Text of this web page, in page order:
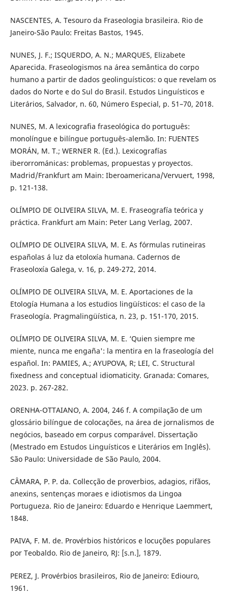
NASCENTES, A. Tesouro da Fraseologia brasileira. Rio de
Janeiro-São Paulo: Freitas Bastos, 1945.
NUNES, J. F.; ISQUERDO, A. N.; MARQUES, Elizabete
Aparecida. Fraseologismos na área semântica do corpo
humano a partir de dados geolinguísticos: o que revelam os
dados do Norte e do Sul do Brasil. Estudos Linguísticos e
Literários, Salvador, n. 60, Número Especial, p. 51–70, 2018.
NUNES, M. A lexicografia fraseológica do português:
monolíngue e bilíngue português-alemão. In: FUENTES
MORÁN, M. T.; WERNER R. (Ed.). Lexicografías
iberorrománicas: problemas, propuestas y proyectos.
Madrid/Frankfurt am Main: Iberoamericana/Vervuert, 1998,
p. 121-138.
OLÍMPIO DE OLIVEIRA SILVA, M. E. Fraseografía teórica y
práctica. Frankfurt am Main: Peter Lang Verlag, 2007.
OLÍMPIO DE OLIVEIRA SILVA, M. E. As fórmulas rutineiras
españolas á luz da etoloxía humana. Cadernos de
Fraseoloxía Galega, v. 16, p. 249-272, 2014.
OLÍMPIO DE OLIVEIRA SILVA, M. E. Aportaciones de la
Etología Humana a los estudios lingüísticos: el caso de la
Fraseología. Pragmalingüística, n. 23, p. 151-170, 2015.
OLÍMPIO DE OLIVEIRA SILVA, M. E. ‘Quien siempre me
miente, nunca me engaña': la mentira en la fraseología del
español. In: PAMIES, A.; AYUPOVA, R; LEI, C. Structural
fixedness and conceptual idiomaticity. Granada: Comares,
2023. p. 267-282.
ORENHA-OTTAIANO, A. 2004, 246 f. A compilação de um
glossário bilíngue de colocações, na área de jornalismos de
negócios, baseado em corpus comparável. Dissertação
(Mestrado em Estudos Linguísticos e Literários em Inglês).
São Paulo: Universidade de São Paulo, 2004.
CÂMARA, P. P. da. Collecção de proverbios, adagios, rifãos,
anexins, sentenças moraes e idiotismos da Lingoa
Portugueza. Rio de Janeiro: Eduardo e Henrique Laemmert,
1848.
PAIVA, F. M. de. Provérbios históricos e locuções populares
por Teobaldo. Rio de Janeiro, RJ: [s.n.], 1879.
PEREZ, J. Provérbios brasileiros, Rio de Janeiro: Ediouro,
1961.